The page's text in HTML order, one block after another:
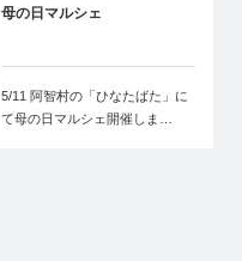
母の日マルシェ
5/11 阿智村の「ひなたばた」に
て母の日マルシェ開催しま…